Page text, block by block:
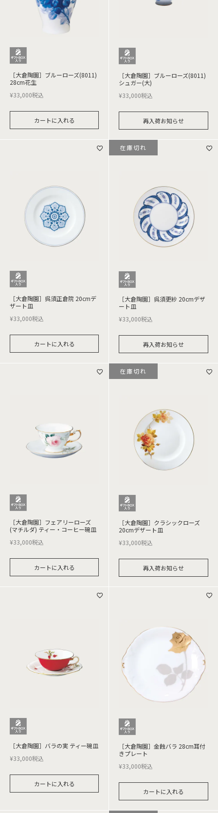
［大倉陶園］ブルーローズ(8011)
28cm花生
¥33,000税込
カートに入れる
［大倉陶園］ブルーローズ(8011)
シュガー(大)
¥33,000税込
再入荷お知らせ
［大倉陶園］呉須正倉院 20cmデ
ザート皿
¥33,000税込
カートに入れる
［大倉陶園］呉須更紗 20cmデザ
ート皿
¥33,000税込
再入荷お知らせ
在庫切れ
［大倉陶園］フェアリーローズ
(マチルダ) ティー・コーヒー碗皿
¥33,000税込
カートに入れる
［大倉陶園］クラシックローズ
20cmデザート皿
¥33,000税込
再入荷お知らせ
在庫切れ
［大倉陶園］バラの実 ティー碗皿
¥33,000税込
カートに入れる
［大倉陶園］金蝕バラ 28cm耳付
きプレート
¥33,000税込
カートに入れる